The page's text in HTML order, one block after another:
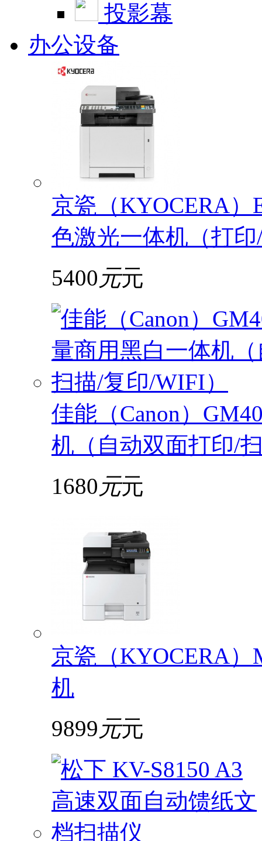
投影幕
办公设备
京瓷（KYOCERA）
色激光一体机（打
5400 元元
佳能（Canon）
机（自动双面打印/
1680 元元
京瓷（KYOCERA）
机
9899 元元